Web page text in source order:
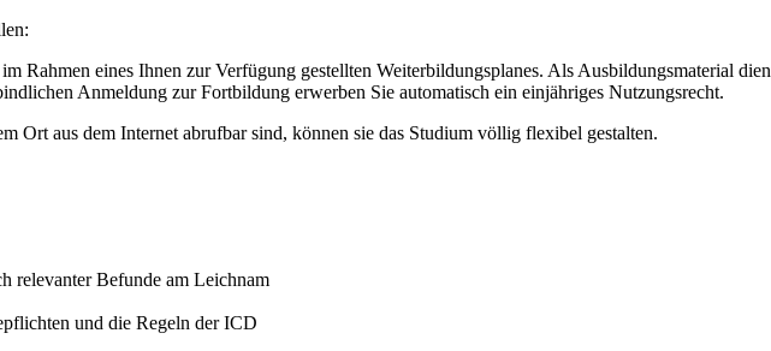
Rahmen eines Ihnen zur Verfügung gestellten Weiterbildungsplanes. Als Ausbildungsmaterial
Anmeldung zur Fortbildung erwerben Sie automatisch ein einjähriges Nutzungsrecht.
Ort aus dem Internet abrufbar sind, können sie das Studium völlig flexibel gestalten.
relevanter Befunde am Leichnam
und die Regeln der ICD